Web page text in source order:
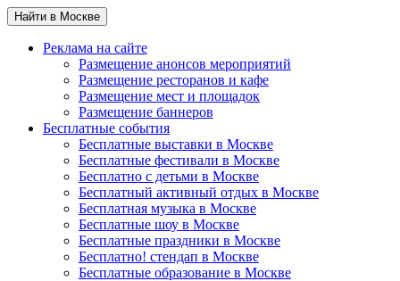
Найти в Москве
Реклама на сайте
Размещение анонсов мероприятий
Размещение ресторанов и кафе
Размещение мест и площадок
Размещение баннеров
Бесплатные события
Бесплатные выставки в Москве
Бесплатные фестивали в Москве
Бесплатно с детьми в Москве
Бесплатный активный отдых в Москве
Бесплатная музыка в Москве
Бесплатные шоу в Москве
Бесплатные праздники в Москве
Бесплатно! стендап в Москве
Бесплатные образование в Москве